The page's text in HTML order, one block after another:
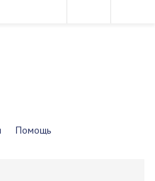
Помощь